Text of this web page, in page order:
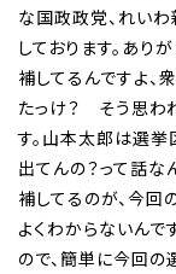
な国政政党、れい
しております。あり
補してるんですよ、
たっけ？ そう思わ
す。山本太郎は選挙
出てんの？って話
補してるのが、今回
よくわからないんで
ので、簡単に今回の